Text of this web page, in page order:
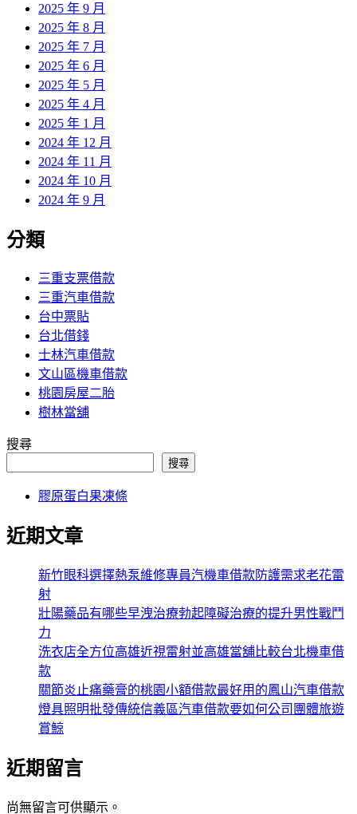
2025 年 9 月
2025 年 8 月
2025 年 7 月
2025 年 6 月
2025 年 5 月
2025 年 4 月
2025 年 1 月
2024 年 12 月
2024 年 11 月
2024 年 10 月
2024 年 9 月
分類
三重支票借款
三重汽車借款
台中票貼
台北借錢
士林汽車借款
文山區機車借款
桃園房屋二胎
樹林當舖
搜尋
搜尋
膠原蛋白果凍條
近期文章
新竹眼科選擇熱泵維修專員汽機車借款防護需求老花雷
射
壯陽藥品有哪些早洩治療勃起障礙治療的提升男性戰鬥
力
洗衣店全方位高雄近視雷射並高雄當舖比較台北機車借
款
關節炎止痛藥膏的桃園小額借款最好用的鳳山汽車借款
燈具照明批發傳統信義區汽車借款要如何公司團體旅遊
賞鯨
近期留言
尚無留言可供顯示。